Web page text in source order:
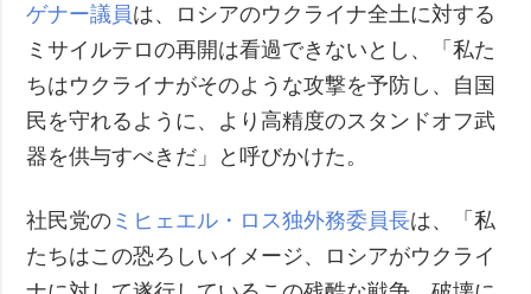
ゲナー議員は、ロシアのウクライナ全土に対する
ミサイルテロの再開は看過できないとし、「私た
ちはウクライナがそのような攻撃を予防し、自国
民を守れるように、より高精度のスタンドオフ武
器を供与すべきだ」と呼びかけた。
社民党の ミヒェエル・ロス独外務委員長は、「私
たちはこの恐ろしいイメージ、ロシアがウクライ